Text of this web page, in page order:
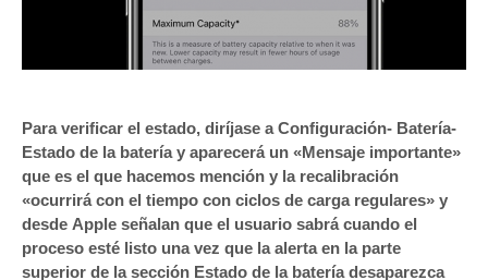
Para verificar el estado, diríjase a Configuración- Batería-
Estado de la batería y aparecerá un «Mensaje importante»
que es el que hacemos mención y la recalibración
«ocurrirá con el tiempo con ciclos de carga regulares» y
desde Apple señalan que el usuario sabrá cuando el
proceso esté listo una vez que la alerta en la parte
superior de la sección Estado de la batería desaparezca